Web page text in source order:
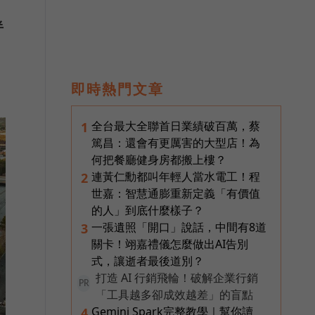
即時熱門文章
1 全台最大全聯首日業績破百萬，蔡
篤昌：還會有更厲害的大型店！為
何把餐廳健身房都搬上樓？
2 連黃仁勳都叫年輕人當水電工！程
世嘉：智慧通膨重新定義「有價值
的人」到底什麼樣子？
3 一張遺照「開口」說話，中間有8道
關卡！翊嘉禮儀怎麼做出AI告別
式，讓逝者最後道別？
PR
打造 AI 行銷飛輪！破解企業行銷
「工具越多卻成效越差」的盲點
Gemini Spark完整教學｜幫你讀